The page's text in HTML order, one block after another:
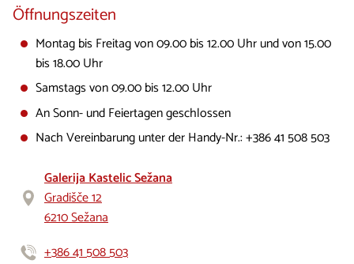
Öffnungszeiten
Montag bis Freitag von 09.00 bis 12.00 Uhr und von 15.00
bis 18.00 Uhr
Samstags von 09.00 bis 12.00 Uhr
An Sonn- und Feiertagen geschlossen
Nach Vereinbarung unter der Handy-Nr.: +386 41 508 503
Galerija Kastelic Sežana
Gradišče 12
6210 Sežana
+386 41 508 503